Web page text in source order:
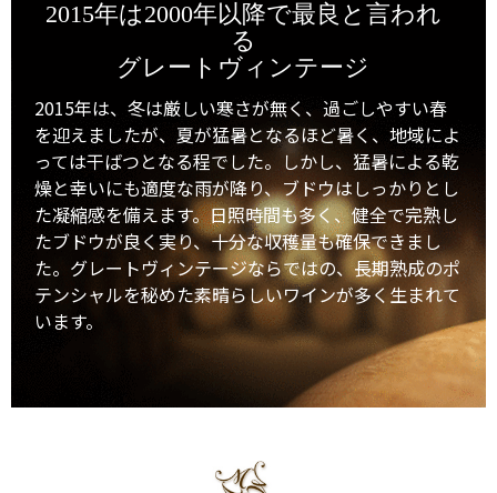
2015年は2000年以降で最良と言われ
る
グレートヴィンテージ
2015年は、冬は厳しい寒さが無く、過ごしやすい春
を迎えましたが、夏が猛暑となるほど暑く、地域によ
っては干ばつとなる程でした。しかし、猛暑による乾
燥と幸いにも適度な雨が降り、ブドウはしっかりとし
た凝縮感を備えます。日照時間も多く、健全で完熟し
たブドウが良く実り、十分な収穫量も確保できまし
た。グレートヴィンテージならではの、長期熟成のポ
テンシャルを秘めた素晴らしいワインが多く生まれて
います。